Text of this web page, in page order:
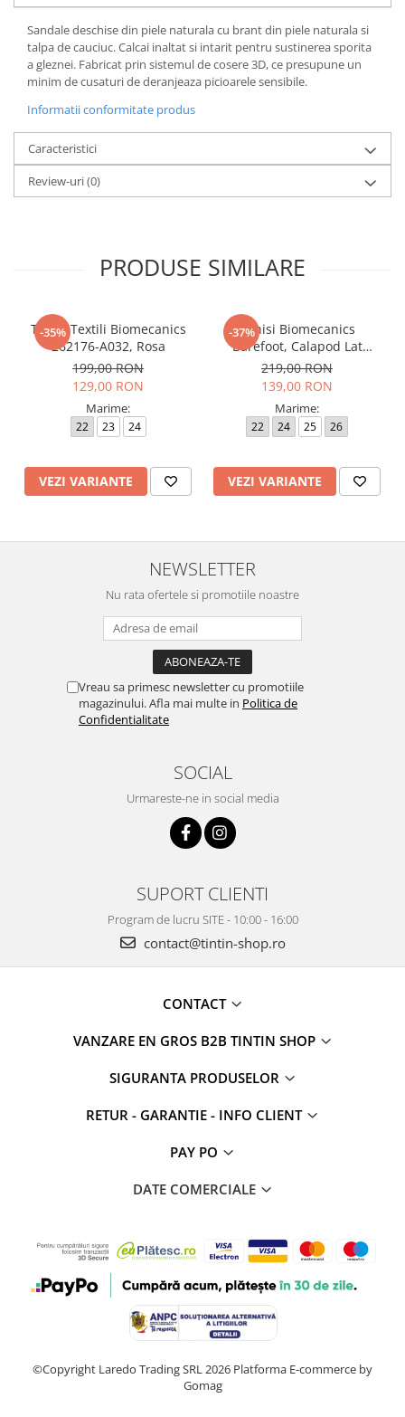
Sandale deschise din piele naturala cu brant din piele naturala si
talpa de cauciuc. Calcai inaltat si intarit pentru sustinerea sporita
a gleznei. Fabricat prin sistemul de cosere 3D, ce presupune un
minim de cusaturi de deranjeaza picioarele sensibile.
Informatii conformitate produs
Caracteristici
Review-uri(0)
PRODUSE SIMILARE
-35%
Tenisi Textili Biomecanics
262176-A032, Rosa
199,00 RON
129,00 RON
Marime:
22 23 24
VEZI VARIANTE
-37%
Tenisi Biomecanics
Barefoot, Calapod Lat
262190-E032 Rosa
219,00 RON
139,00 RON
Marime:
22 24 25 26
VEZI VARIANTE
NEWSLETTER
Nu rata ofertele si promotiile noastre
Vreau sa primesc newsletter cu promotiile
magazinului. Afla mai multe in Politica de
Confidentialitate
SOCIAL
Urmareste-ne in social media
SUPORT CLIENTI
Program de lucru SITE - 10:00 - 16:00
contact@tintin-shop.ro
CONTACT
VANZARE EN GROS B2B TINTIN SHOP
SIGURANTA PRODUSELOR
RETUR - GARANTIE - INFO CLIENT
PAY PO
DATE COMERCIALE
©Copyright Laredo Trading SRL 2026 Platforma E-commerce by
Gomag